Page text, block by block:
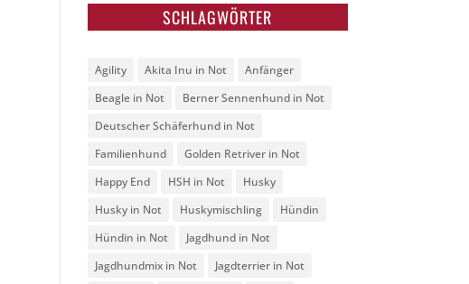
SCHLAGWÖRTER
Agility Akita Inu in Not
Anfänger
Beagle in Not
Berner Sennenhund in Not
Deutscher Schäferhund in Not
Familienhund
Golden Retriver in Not
Happy End
HSH in Not
Husky
Husky in Not
Huskymischling
Hündin
Hündin in Not
Jagdhund in Not
Jagdhundmix in Not
Jagdterrier in Not